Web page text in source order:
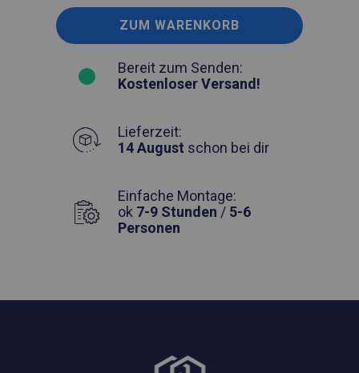
ZUM WARENKORB
Bereit zum Senden:
Kostenloser Versand!
Lieferzeit:
14 August schon bei dir
Einfache Montage:
ok 7-9 Stunden / 5-6
Personen